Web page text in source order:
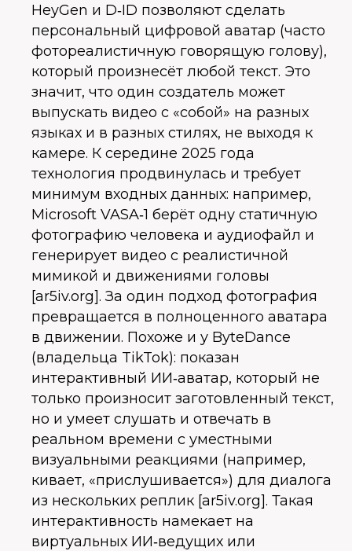
HeyGen и D‑ID позволяют сделать
персональный цифровой аватар (часто
фотореалистичную говорящую голову),
который произнесёт любой текст. Это
значит, что один создатель может
выпускать видео с «собой» на разных
языках и в разных стилях, не выходя к
камере. К середине 2025 года
технология продвинулась и требует
минимум входных данных: например,
Microsoft VASA‑1 берёт одну статичную
фотографию человека и аудиофайл и
генерирует видео с реалистичной
мимикой и движениями головы
[ar5iv.org]. За один подход фотография
превращается в полноценного аватара
в движении. Похоже и у ByteDance
(владельца TikTok): показан
интерактивный ИИ‑аватар, который не
только произносит заготовленный текст,
но и умеет слушать и отвечать в
реальном времени с уместными
визуальными реакциями (например,
кивает, «прислушивается») для диалога
из нескольких реплик [ar5iv.org]. Такая
интерактивность намекает на
виртуальных ИИ‑ведущих или